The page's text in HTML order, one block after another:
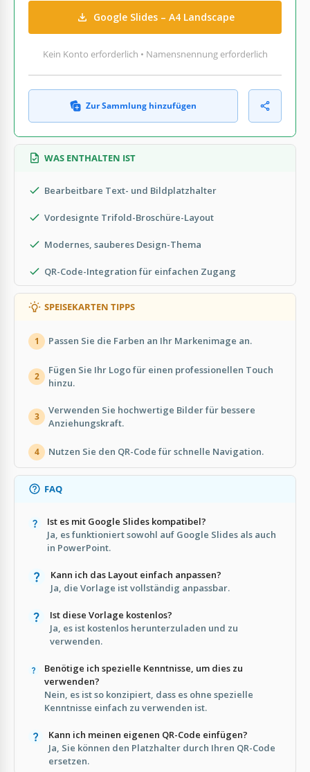
Google Slides – A4 Landscape
Kein Konto erforderlich • Namensnennung erforderlich
Zur Sammlung hinzufügen
WAS ENTHALTEN IST
Bearbeitbare Text- und Bildplatzhalter
Vordesignte Trifold-Broschüre-Layout
Modernes, sauberes Design-Thema
QR-Code-Integration für einfachen Zugang
SPEISEKARTEN TIPPS
1 Passen Sie die Farben an Ihr Markenimage an.
2
Fügen Sie Ihr Logo für einen professionellen Touch
hinzu.
3
Verwenden Sie hochwertige Bilder für bessere
Anziehungskraft.
4 Nutzen Sie den QR-Code für schnelle Navigation.
FAQ
Ist es mit Google Slides kompatibel?
Ja, es funktioniert sowohl auf Google Slides als auch
in PowerPoint.
Kann ich das Layout einfach anpassen?
Ja, die Vorlage ist vollständig anpassbar.
Ist diese Vorlage kostenlos?
Ja, es ist kostenlos herunterzuladen und zu
verwenden.
Benötige ich spezielle Kenntnisse, um dies zu
verwenden?
Nein, es ist so konzipiert, dass es ohne spezielle
Kenntnisse einfach zu verwenden ist.
Kann ich meinen eigenen QR-Code einfügen?
Ja, Sie können den Platzhalter durch Ihren QR-Code
ersetzen.